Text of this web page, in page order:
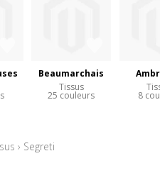
Beaumarchais
Tissus
25 couleurs 8
› Segreti